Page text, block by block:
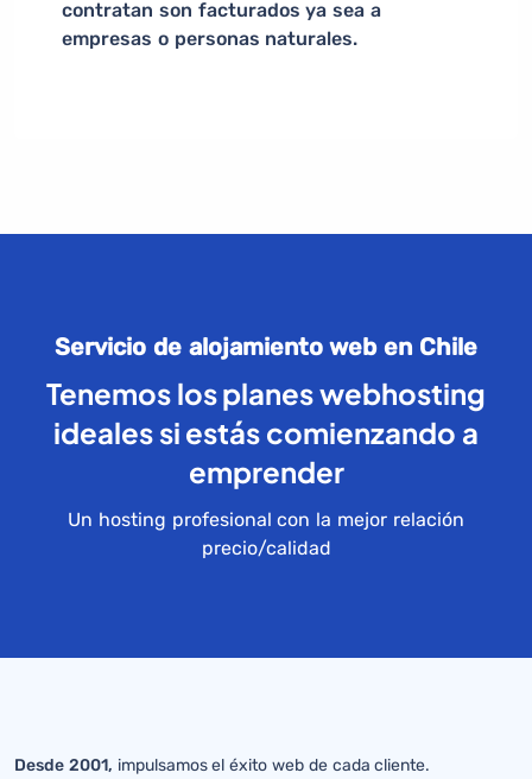
contratan son facturados ya sea a
empresas o personas naturales.
Servicio de alojamiento web en Chile
Tenemos los planes webhosting
ideales si estás comienzando a
emprender
Un hosting profesional con la mejor relación
precio/calidad
Desde 2001, impulsamos el éxito web de cada cliente.